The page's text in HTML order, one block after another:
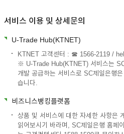
서비스 이용 및 상세문의
U-Trade Hub(KTNET)
KTNET 고객센터 : ☎ 1566-2119 /
※ U-Trade Hub(KTNET) 서비스는
개발 공급하는 서비스로 SC제일은행
습니다.
비즈니스뱅킹플랫폼
상품 및 서비스에 대한 자세한 사항은
읽어보시기 바라며, SC제일은행 홈페